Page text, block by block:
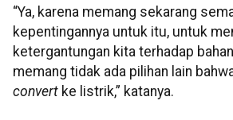
“Ya, karena memang sekarang
kepentingannya untuk itu, untuk
ketergantungan kita terhadap
memang tidak ada pilihan lain
convert ke listrik,” katanya.